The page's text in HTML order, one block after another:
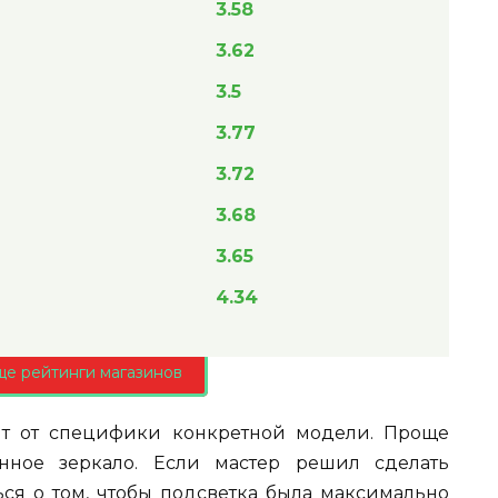
3.58
3.62
3.5
3.77
3.72
3.68
3.65
4.34
рейтинги магазинов
от специфики конкретной модели. Проще
зеркало. Если мастер решил сделать
о том, чтобы подсветка была максимально